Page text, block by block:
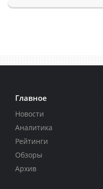
Главное
Новости
Аналитика
Рейтинги
Обзоры
Архив